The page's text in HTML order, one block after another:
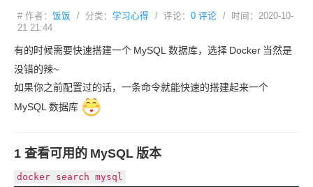
# 作者： 饭饭 / 分类： 学习心得 / 评论： 0 评论
/ 时间：2020-10-
21 21:44
有的时候需要快速搭建一个 MySQL 数据库，选择 Docker 当然是
没错的辣~
如果你之前配置过的话，一条命令就能快速的搭建起来一个
MySQL 数据库
1 查看可用的 MySQL 版本
docker search mysql